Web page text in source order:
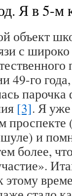
Я в 5-м
объект
с
49-го
[3]. Я
и
более,